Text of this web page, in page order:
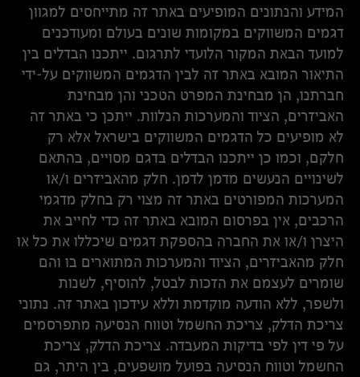
המידע והנתונים המופיעים באתר זה מתייחסים למגוון
דגמים המשווקים במקומות שונים בעולם ומעודכנים
למועד הבאת המקור הלועדי לתרגום. ייתכנו הבדלים בין
התיאור המובא באתר זה לבין הדגמים המשווקים על-ידי
חברתנו, הן מבחינת המפרט הטכני והן מבחינת
האביזרים, הציוד והמערכות הנלוות. ייתכן כי באתר זה
לא מופיעים כל הדגמים המשווקים בישראל אלא רק
חלקם, וכמו כן ייתכנו הבדלים בדגם מסויים, בהתאם
לשינויים הנעשים מדמן לדמן. חלק מהאביזרים ו/או
המערכות המפורטים באתר זה מצוי רק בחלק מדגמי
הרכבים, אין בפרסום המובא באתר זה כדי לחייב את
היצרן ו/או את החברה בהספקת דגמים שיכללו את כל או
חלק מהאביזרים, הציוד והמערכות המתוארים בו והם
שומרים לעצמם את הזכות לבטל, להוסיף, לשנות
ולשפר, ללא הודעה מוקדמת וללא עידכון באתר זה. נתוני
צריכת הדלק, צריכת החשמל וטווח הנסיעה מתפרסמים
על פי דין לפי בדיקות המעבדה. צריכת הדלק, צריכת
החשמל וטווח הנסיעה בפועל מושפעים, בין היתר, גם